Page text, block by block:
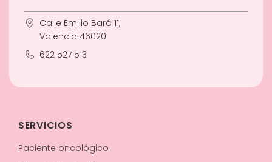
Calle Emilio Baró 11,
Valencia 46020
622 527 513
SERVICIOS
Paciente oncológico